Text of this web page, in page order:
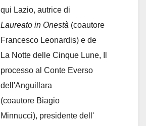
qui Lazio, autrice di
Laureato in Onestà (coautore
Francesco Leonardis) e de
La Notte delle Cinque Lune, Il
processo al Conte Everso
dell'Anguillara
(coautore Biagio
Minnucci), presidente dell'